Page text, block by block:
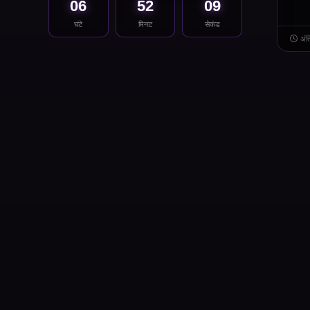
06
घंटे
52
मिनट
09
सेकंड